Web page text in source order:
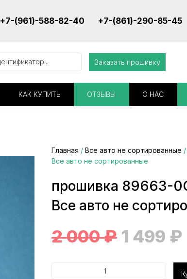
+7-(961)-588-82-40 +7-(861)-290-85-45
Заказать прошивку
КАК КУПИТЬ ОТЗЫВЫ О НАС
Главная / Все авто не сортированные
Все авто не сортированные
прошивка 89663-
Все авто не
2 000₽ 1 499 ₽